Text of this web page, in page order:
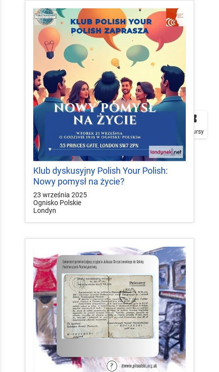

Plakaty
local_play
Konkursy
Klub dyskusyjny Polish Your Polish:
Nowy pomysł na życie?
23 września 2025
Ognisko Polskie
Londyn